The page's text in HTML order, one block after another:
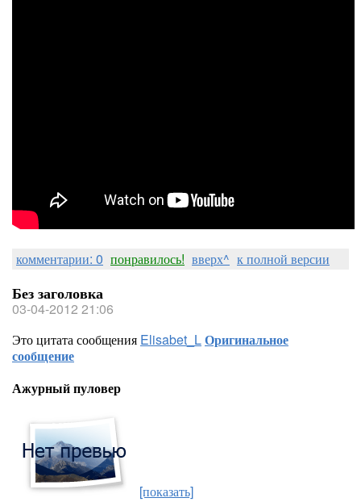
комментарии: 0 понравилось! вверх^ к полной версии
Без заголовка
03-04-2012 21:06
Это цитата сообщения Elisabet_LОригинальное
сообщение
Ажурный пуловер
[показать]